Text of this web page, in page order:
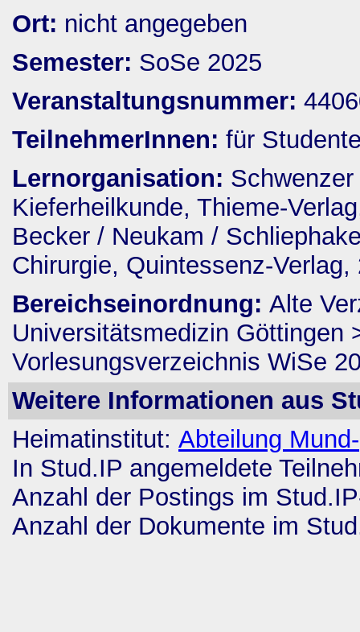
Ort: nicht angegeben
Semester: SoSe 2025
Veranstaltungsnummer:
TeilnehmerInnen: für
Lernorganisation:
Kieferheilkunde, Thieme-
Becker / Neukam /
Chirurgie, Quintessenz-Verlag,
Bereichseinordnung: Alte
Universitätsmedizin Göttingen
Vorlesungsverzeichnis WiSe
Weitere Informationen aus
Heimatinstitut: Abteilung
In Stud.IP angemeldete
Anzahl der Postings im
Anzahl der Dokumente im